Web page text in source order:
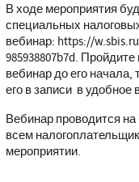
В ходе мероприятия
специальных
вебинар: https://
985938807b7d. Пройдите
вебинар до его начала,
его в записи в удобное
Вебинар проводится
всем
мероприятии.